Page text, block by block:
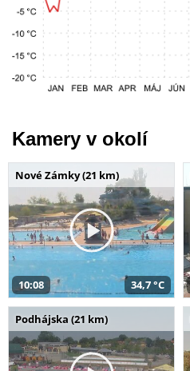
Kamery v okolí
Nové Zámky (21 km)
10:08 34,7 °C
Podhájska (21 km)